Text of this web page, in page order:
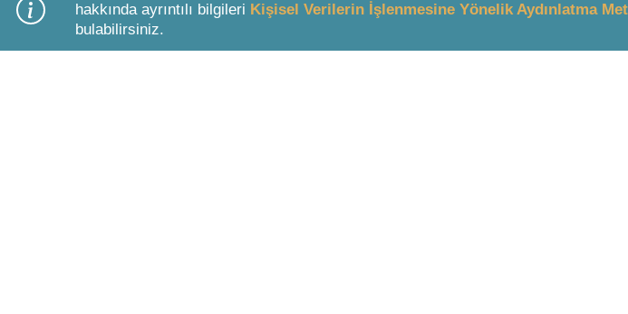
Bottom Search Toolbar Highlight Text
hakkında ayrıntılı bilgileri Kişisel Verilerin İşlenmesine Yönelik Aydınlatma
bulabilirsiniz.